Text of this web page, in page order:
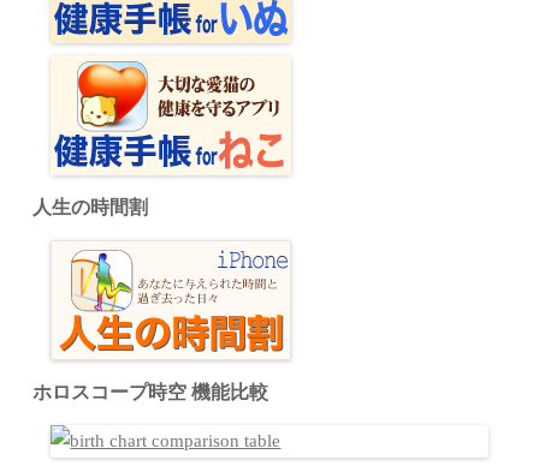
人生の時間割
ホロスコープ時空 機能比較